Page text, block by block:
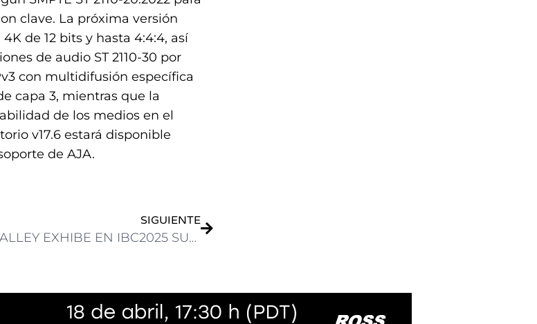
clave. La próxima versión
de 12 bits y hasta 4:4:4, así
de audio ST 2110-30 por
con multidifusión específica
capa 3, mientras que la
de los medios en el
v17.6 estará disponible
de AJA.
SIGUIENTE
GRASS VALLEY EXHIBE EN IBC2025 SUS INNOVACIONES E INTEGRACIONES PARA SOLUCIONES DE PLAYOUT Y MAM